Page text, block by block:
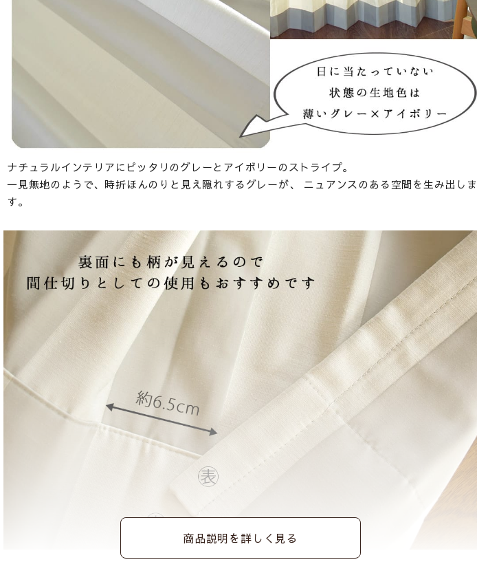
ナチュラルインテリアにピッタリのグレーとアイボリーのストライプ。
一見無地のようで、時折ほんのりと見え隠れするグレーが、 ニュアンスのある空間を生み出しま
す。
商品説明を詳しく見る